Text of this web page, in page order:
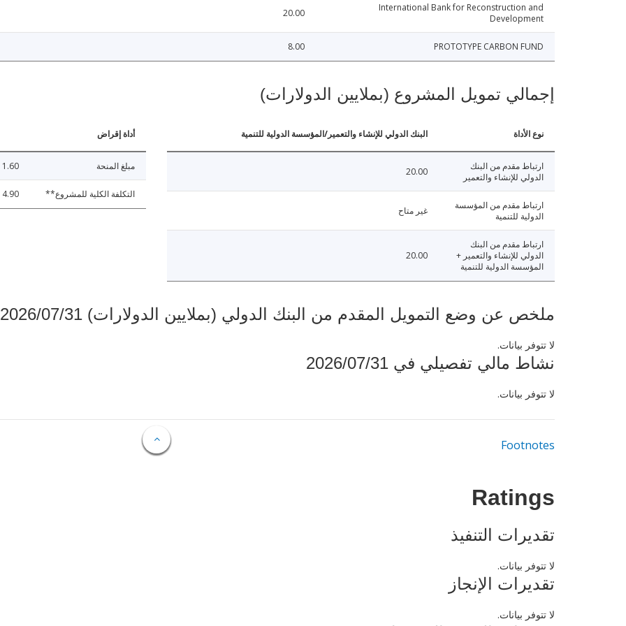
International Bank for Reconstruction and
Development
20.00
PROTOTYPE CARBON FUND
8.00
إجمالي تمويل المشروع (بملايين الدولارات)
نوع الأداة البنك الدولي للإنشاء والتعمير/المؤسسة الدولية للتنمية
ارتباط مقدم من البنك
الدولي للإنشاء والتعمير
20.00
ارتباط مقدم من المؤسسة
الدولية للتنمية
غير متاح
ارتباط مقدم من البنك
الدولي للإنشاء والتعمير +
المؤسسة الدولية للتنمية
20.00
أداة إقراض
مبلغ المنحة
التكلفة الكلية للمشروع**
ملخص عن وضع التمويل المقدم من البنك الدولي (بملايين الدولارات) 2026/07/31
لا تتوفر بيانات.
نشاط مالي تفصيلي في 2026/07/31
لا تتوفر بيانات.
Footnotes
Ratings
تقديرات التنفيذ
لا تتوفر بيانات.
تقديرات الإنجاز
لا تتوفر بيانات.